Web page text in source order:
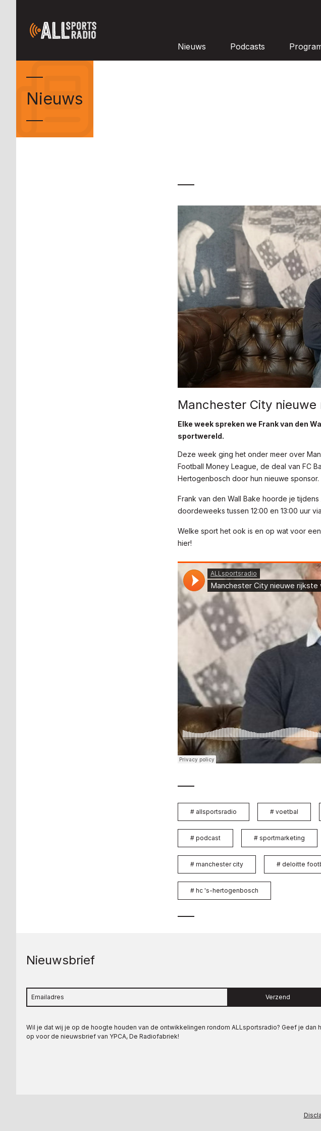
Nieuws Podcasts
Nieuws
Manchester City
Elke week spreken we Frank van den
sportwereld.
Deze week ging het onder meer over
Football Money League, de deal van FC
Hertogenbosch door hun nieuwe sponsor.
Frank van den Wall Bake hoorde je
doordeweeks tussen 12:00 en 13:00 uur via
Welke sport het ook is en op wat voor
hier!
# allsportsradio # voetbal
# podcast # sportmarketing
# manchester city # deloitte
# hc 's-hertogenbosch
Nieuwsbrief
Verzend
Wil je dat wij je op de hoogte houden van de ontwikkelingen rondom ALLsportsradio? Geef je dan
op voor de nieuwsbrief van YPCA, De Radiofabriek!